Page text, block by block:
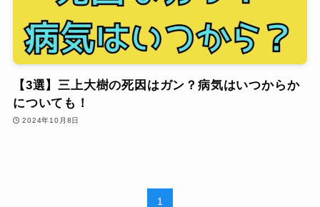
【3選】三上大樹の死因はガン？病気はいつからか
についても！
2024年10月8日
1